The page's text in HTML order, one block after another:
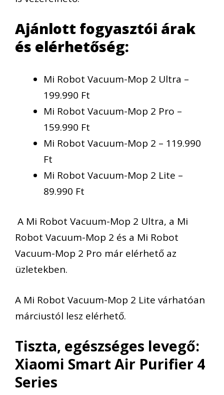
Ajánlott fogyasztói árak
és elérhetőség:
Mi Robot Vacuum-Mop 2 Ultra –
199.990 Ft
Mi Robot Vacuum-Mop 2 Pro –
159.990 Ft
Mi Robot Vacuum-Mop 2 – 119.990
Ft
Mi Robot Vacuum-Mop 2 Lite –
89.990 Ft
A Mi Robot Vacuum-Mop 2 Ultra, a Mi
Robot Vacuum-Mop 2 és a Mi Robot
Vacuum-Mop 2 Pro már elérhető az
üzletekben.
A Mi Robot Vacuum-Mop 2 Lite várhatóan
márciustól lesz elérhető.
Tiszta, egészséges levegő:
Xiaomi Smart Air Purifier 4
Series